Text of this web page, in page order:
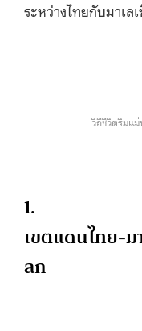
ระหว่างไทยกับมาเ
วิถีชีวิตริมแ
1.
เขตแดนไทย-ม
ลก